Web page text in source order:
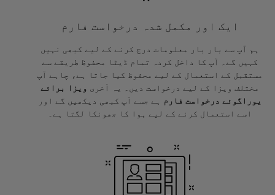
ایک اور مکمل شدہ درخواست فارم
ہم آپ سے بار بار معلومات درج کرنے کے لیے کبھی نہیں
کہیں گے۔ آپ کا داخل کردہ تمام ڈیٹا محفوظ طریقے سے
مستقبل کے استعمال کے لیے محفوظ کیا جاتا ہے، چاہے آپ
مختلف ویزا کے لیے درخواست دیں۔ یہ آخری ویزا برائے
یوراگوئے درخواست فارم
ہے جسے آپ کبھی دیکھیں گے اور
اسے استعمال کرنے کے لیے ہوا کا جھونکا لگتا ہے۔